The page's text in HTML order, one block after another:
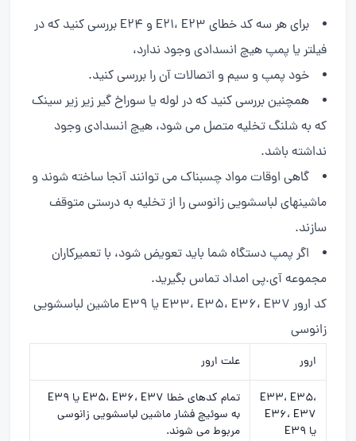
برای هر سه کد خطای E21، E23 و E24 بررسی کنید که در
فیلتر یا پمپ هیچ انسدادی وجود ندارد،
خود پمپ و سیم و اتصالات آن را بررسی کنید.
همچنین بررسی کنید که در لوله یا سوراخ گیر زیر زیر سینک
که به شلنگ تخلیه متصل می شود، هیچ انسدادی وجود
نداشته باشد.
گاهی اوقات مواد چسبناک می توانند آنجا ساخته شوند و
ماشینهای لباسشویی زانوسی را از تخلیه به درستی متوقف
سازند.
اگر پمپ دستگاه شما باید تعویض شود، با تعمیرکاران
مجموعه آی.پی امداد تماس بگیرید.
کد ارور E33، E35، E36، E37 یا E39 ماشین لباسشویی
زانوسی
ارور علت ارور
E33، E35،
E36، E37
یا E39
تمام کدهای خطا E35، E36، E37 یا E39
به سوئیچ فشار ماشین لباسشویی زانوسی
مربوط می شوند.